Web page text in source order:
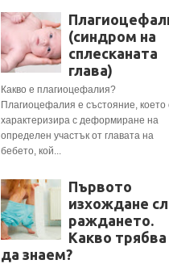
(синдром на
сплесканата
глава)
Какво е плагиоцефалия?
Плагиоцефалия е състояние, което
характеризира с деформиране на
определен участък от главата на
бебето, кой...
Първото
изхождане
раждането.
Какво трябва
да знаем?